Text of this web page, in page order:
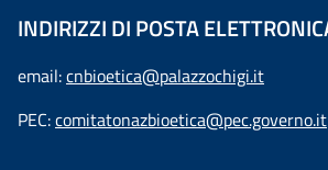
INDIRIZZI DI POSTA
email:cnbioetica@palazzochigi.it
PEC:comitatonazbioetica@pec.governo.it